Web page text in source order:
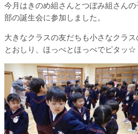
今月はきのめ組さんとつぼみ組さん
部の誕生会に参加しました。
大きなクラスの友だちも小さなクラス
とおしり、ほっぺとほっぺでピタッ☆